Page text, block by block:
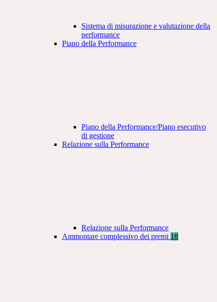
Sistema di misurazione e valutazione della
performance
Piano della Performance
Piano della Performance/Piano esecutivo
di gestione
Relazione sulla Performance
Relazione sulla Performance
Ammontare complessivo dei premi 18